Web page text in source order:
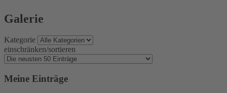
Galerie
Kategorie
einschränken/sortieren
Meine Einträge